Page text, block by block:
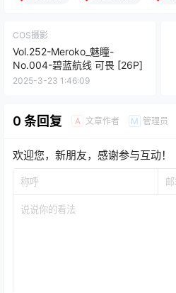
COS摄影
Vol.252-Meroko_魅瞳-
No.004-碧蓝航线 可畏 [26P]
2025-3-23 1:46:09
0 条回复 A 文章作者 M 管理员
欢迎您，新朋友，感谢参与互动！